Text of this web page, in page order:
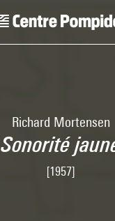
Richard Mortensen
Sonorité
[1957]